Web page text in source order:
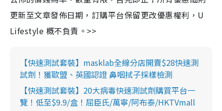
更新至文章發佈日期，訂購平台保留更改優惠權利，U
Lifestyle 概不負責。>>
【快速測試套裝】masklab全線分店開賣$28快速測
試劑！獲歐盟、英國認證 鼻咽拭子採樣檢測
【快速測試套裝】20大病毒快速測試劑購買平台一
覽！低至$9.9/盒！屈臣氏/萬寧/阿布泰/HKTVmall